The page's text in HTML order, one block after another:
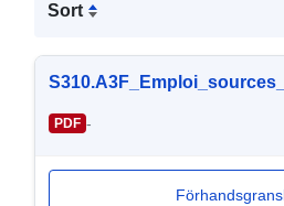
Sort
PDF -